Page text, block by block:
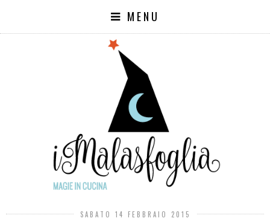
MENU
SABATO 14 FEBBRAIO 2015